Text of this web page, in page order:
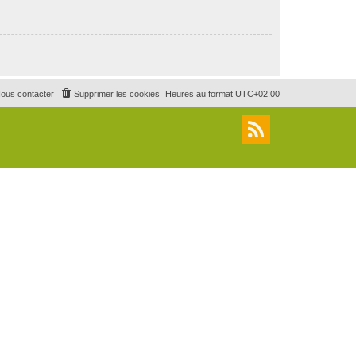
Heures au format UTC+02:00
Supprimer les cookies
contacter